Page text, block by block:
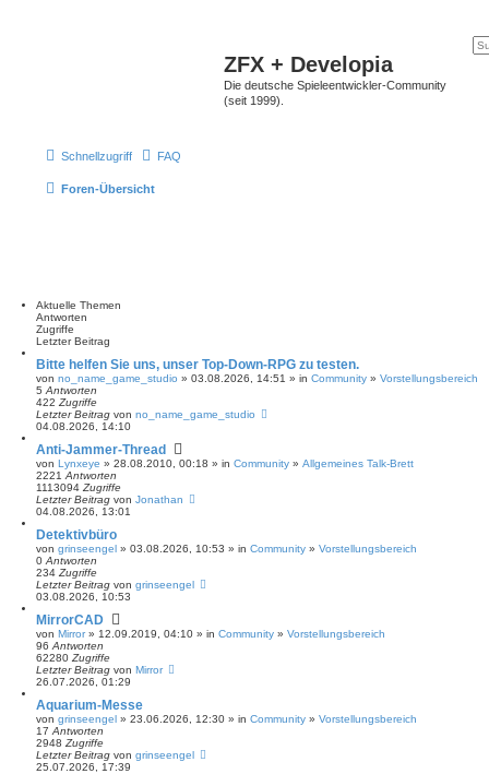
ZFX + Developia
Die deutsche Spieleentwickler-Community
(seit 1999).
Schnellzugriff FAQ
Foren-Übersicht
Aktuelle Themen
Antworten
Zugriffe
Letzter Beitrag
Bitte helfen Sie uns, unser Top-Down-RPG zu testen.
von no_name_game_studio » 03.08.2026, 14:51 » in Community » Vorstellungsbereich
5 Antworten
422 Zugriffe
Letzter Beitrag von no_name_game_studio
04.08.2026, 14:10
Anti-Jammer-Thread
von Lynxeye » 28.08.2010, 00:18 » in Community » Allgemeines Talk-Brett
2221 Antworten
1113094 Zugriffe
Letzter Beitrag von Jonathan
04.08.2026, 13:01
Detektivbüro
von grinseengel » 03.08.2026, 10:53 » in Community » Vorstellungsbereich
0 Antworten
234 Zugriffe
Letzter Beitrag von grinseengel
03.08.2026, 10:53
MirrorCAD
von Mirror» 12.09.2019, 04:10 » in Community » Vorstellungsbereich
96 Antworten
62280 Zugriffe
Letzter Beitrag von Mirror
26.07.2026, 01:29
Aquarium-Messe
von grinseengel » 23.06.2026, 12:30 » in Community » Vorstellungsbereich
17 Antworten
2948 Zugriffe
Letzter Beitrag von grinseengel
25.07.2026, 17:39